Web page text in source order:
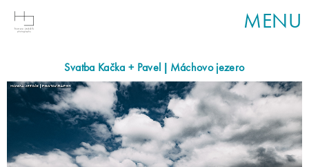
MENU
Svatba Kačka + Pavel | Máchovo jezero